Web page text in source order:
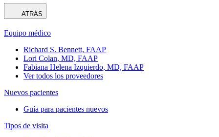
ATRÁS
Equipo médico
Richard S. Bennett, FAAP
Lori Colan, MD, FAAP
Fabiana Helena Izquierdo, MD, FAAP
Ver todos los proveedores
Nuevos pacientes
Guía para pacientes nuevos
Tipos de visita